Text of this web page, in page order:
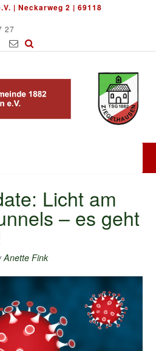
| Neckarweg 2 | 69118
27
Licht am
– es geht
Anette Fink